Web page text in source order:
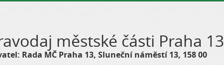
městské části Praha 13
Rada MČ Praha 13, Sluneční náměstí 13, 158 00